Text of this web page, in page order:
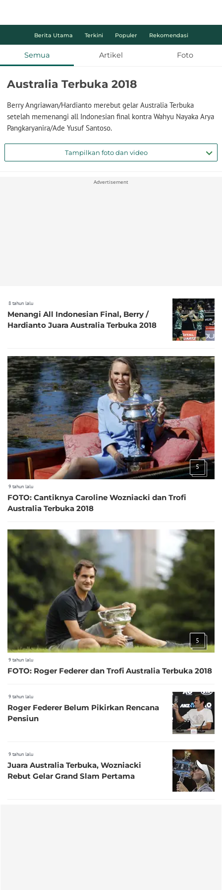
Berita Utama Terkini Populer Rekomendasi
Semua Artikel Foto
Australia Terbuka 2018
Berry Angriawan/Hardianto merebut gelar Australia Terbuka
setelah memenangi all Indonesian final kontra Wahyu Nayaka Arya
Pangkaryanira/Ade Yusuf Santoso.
Tampilkan foto dan video
Advertisement
8 tahun lalu
Menangi All Indonesian Final, Berry /
Hardianto Juara Australia Terbuka 2018
5
9 tahun lalu
FOTO: Cantiknya Caroline Wozniacki dan Trofi
Australia Terbuka 2018
5
9 tahun lalu
FOTO: Roger Federer dan Trofi Australia Terbuka 2018
9 tahun lalu
Roger Federer Belum Pikirkan Rencana
Pensiun
9 tahun lalu
Juara Australia Terbuka, Wozniacki
Rebut Gelar Grand Slam Pertama